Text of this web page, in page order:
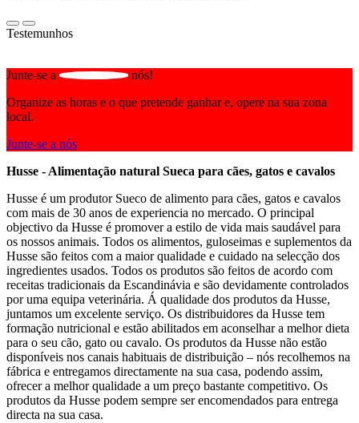
Testemunhos
Junte-se a
nós!
Organize as horas e o que pretende ganhar e, opere na sua zona
local.
Junte-se a nós
Husse - Alimentação natural Sueca para cães, gatos e cavalos
Husse é um produtor Sueco de alimento para cães, gatos e cavalos
com mais de 30 anos de experiencia no mercado. O principal
objectivo da Husse é promover a estilo de vida mais saudável para
os nossos animais. Todos os alimentos, guloseimas e suplementos da
Husse são feitos com a maior qualidade e cuidado na selecção dos
ingredientes usados. Todos os produtos são feitos de acordo com
receitas tradicionais da Escandinávia e são devidamente controlados
por uma equipa veterinária. Á qualidade dos produtos da Husse,
juntamos um excelente serviço. Os distribuidores da Husse tem
formação nutricional e estão abilitados em aconselhar a melhor dieta
para o seu cão, gato ou cavalo. Os produtos da Husse não estão
disponíveis nos canais habituais de distribuição – nós recolhemos na
fábrica e entregamos directamente na sua casa, podendo assim,
ofrecer a melhor qualidade a um preço bastante competitivo. Os
produtos da Husse podem sempre ser encomendados para entrega
directa na sua casa.